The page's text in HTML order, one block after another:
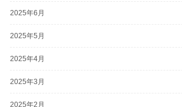
2025年6月
2025年5月
2025年4月
2025年3月
2025年2月